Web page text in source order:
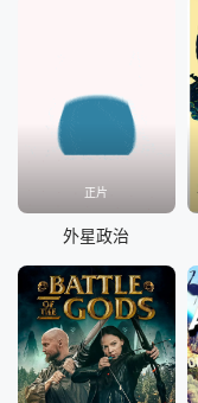
正片
外星政治